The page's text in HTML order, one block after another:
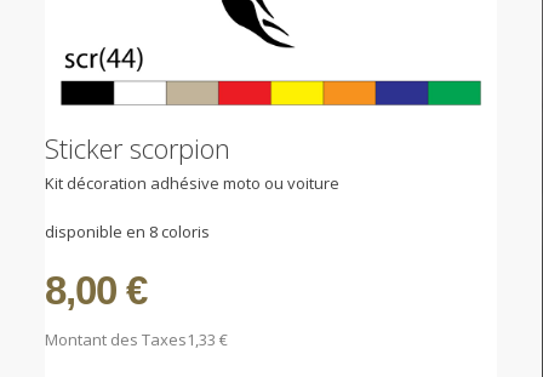
Sticker scorpion
Kit décoration adhésive moto ou voiture
disponible en 8 coloris
8,00 €
Montant des Taxes1,33 €